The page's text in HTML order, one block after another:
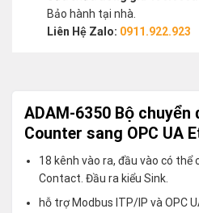
Bảo hành tại nhà.
Liên Hệ Zalo: 0911.922.923
ADAM-6350 Bộ
Counter sang OPC UA
18 kênh vào ra, đầu vào có thể
Contact. Đầu ra kiểu Sink.
hỗ trợ Modbus ITP/IP và OPC